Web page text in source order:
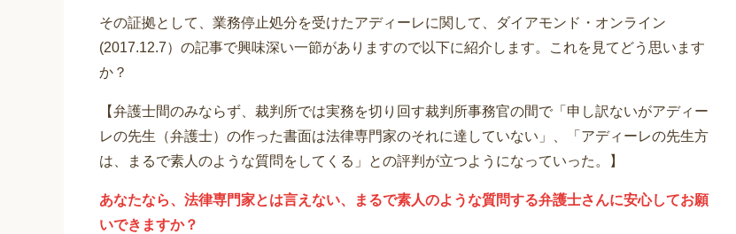
その証拠として、業務停止処分を受けたアディーレに関して、ダイアモンド・オンライン
(2017.12.7）の記事で興味深い一節がありますので以下に紹介します。これを見てどう思います
か？
【弁護士間のみならず、裁判所では実務を切り回す裁判所事務官の間で「申し訳ないがアディー
レの先生（弁護士）の作った書面は法律専門家のそれに達していない」、「アディーレの先生方
は、まるで素人のような質問をしてくる」との評判が立つようになっていった。】
あなたなら、法律専門家とは言えない、まるで素人のような質問する弁護士さんに安心してお願
いできますか？